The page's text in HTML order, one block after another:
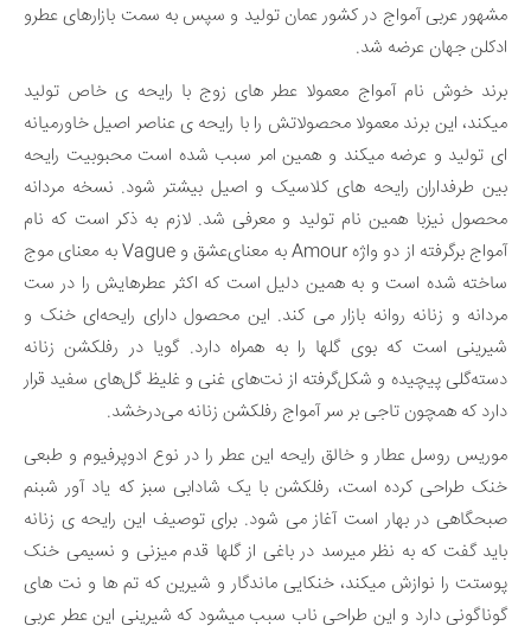
مشهور عربی آمواج در کشور عمان تولید و سپس به سمت بازارهای عطرو
ادکلن جهان عرضه شد.
برند خوش نام آمواج معمولا عطر های زوج با رایحه ی خاص تولید
میکند، این برند معمولا محصولاتش را با رایحه ی عناصر اصیل خاورمیانه
ای تولید و عرضه میکند و همین امر سبب شده است محبوبیت رایحه
بین طرفداران رایحه های کلاسیک و اصیل بیشتر شود. نسخه مردانه
محصول نیزبا همین نام تولید و معرفی شد. لازم به ذکر است که نام
آمواج برگرفته از دو واژه Amour به معنای‌عشق و Vague به معنای‌ موج
ساخته شده است و به همین دلیل است که اکثر عطرهایش را در ست
مردانه و زنانه روانه بازار می کند. این محصول دارای رایحه‌ای خنک و
شیرینی است که بوی گلها را به همراه دارد. گویا در رفلکشن زنانه
دسته‌گلی پیچیده و شکل‌گرفته از نت‌های غنی و غلیظ گل‌های سفید قرار
دارد که همچون تاجی بر سر آمواج رفلکشن زنانه می‌درخشد.
موریس روسل عطار و خالق رایحه این عطر را در نوع ادوپرفیوم و طبعی
خنک طراحی کرده است، رفلکشن با یک شادابی سبز که یاد آور شبنم
صبحگاهی در بهار است آغاز می ‌شود. برای توصیف این رایحه ی زنانه
باید گفت که به نظر میرسد در باغی از گلها قدم میزنی و نسیمی خنک
پوستت را نوازش میکند، خنکایی ماندگار و شیرین که تم ها و نت های
گوناگونی دارد و این طراحی ناب سبب میشود که شیرینی این عطر عربی